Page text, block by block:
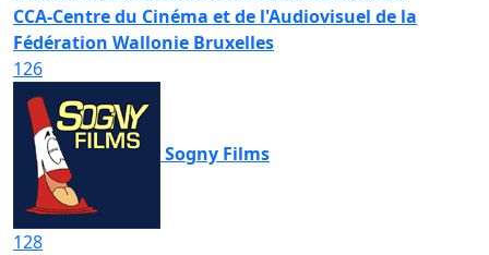
CCA-Centre du Cinéma et de l'Audiovisuel de la
Fédération Wallonie Bruxelles
126
Sogny Films
128